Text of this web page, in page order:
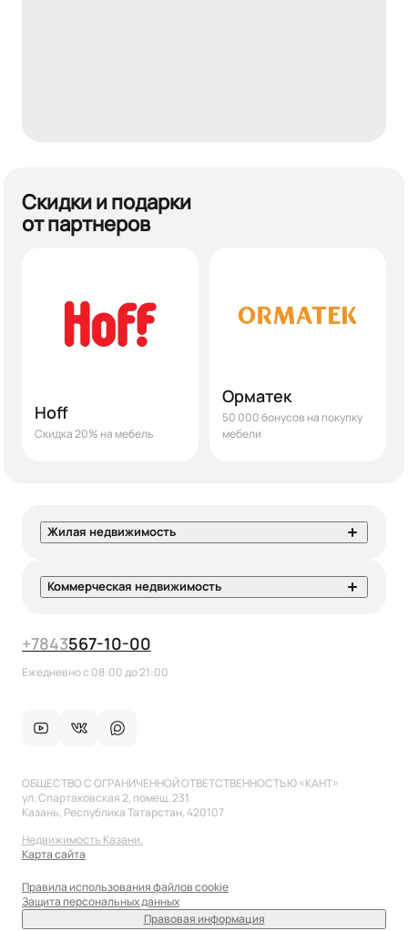
Скидки и подарки
от партнеров
Hoff
Скидка 20% на мебель
Орматек
50 000 бонусов на покупку
мебели
Жилая недвижимость
Коммерческая недвижимость
+7843567-10-00
Ежедневно с 08:00 до 21:00
ОБЩЕСТВО С ОГРАНИЧЕННОЙ ОТВЕТСТВЕННОСТЬЮ «КАНТ»
ул. Спартаковская 2, помещ. 231
Казань, Республика Татарстан, 420107
Недвижимость Казани.
Карта сайта
Правила использования файлов cookie
Защита персональных данных
Правовая информация